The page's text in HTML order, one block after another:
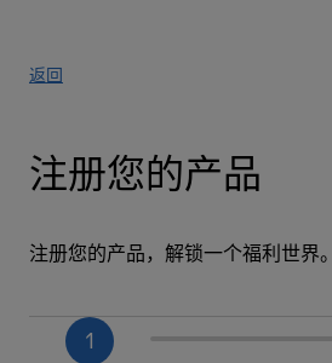
返回
注册您的产品
注册您的产品，解锁一个福利世界。
1